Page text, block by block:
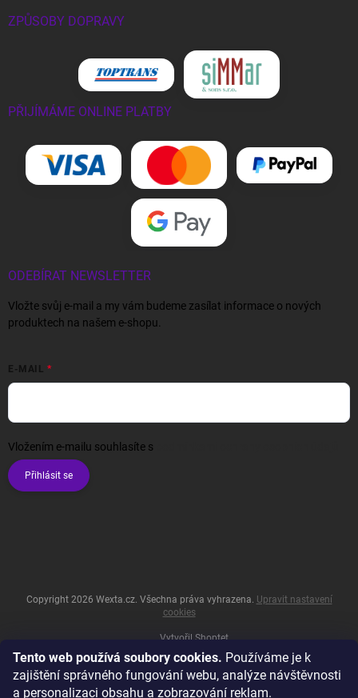
Tento web používá soubory cookies. Používáme je k
zajištění správného fungování webu, analýze návštěvnosti
a personalizaci obsahu a zobrazování reklam.
ZPŮSOBY DOPRAVY
PŘIJÍMÁME ONLINE PLATBY
ODEBÍRAT NEWSLETTER
Vložte svůj e-mail a my vám budeme zasílat informace o nových
produktech na našem e-shopu.
E-MAIL
Vložením e-mailu souhlasíte s
Přihlásit se
Vytvořil Shoptet
Copyright 2026 Wexta.cz. Všechna práva vyhrazena. Upravit nastavení
cookies